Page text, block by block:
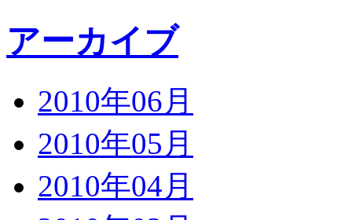
アーカイブ
2010年06月
2010年05月
2010年04月